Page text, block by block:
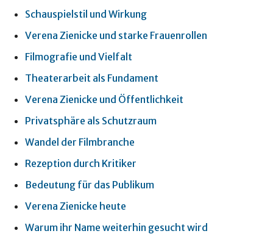
Schauspielstil und Wirkung
Verena Zienicke und starke Frauenrollen
Filmografie und Vielfalt
Theaterarbeit als Fundament
Verena Zienicke und Öffentlichkeit
Privatsphäre als Schutzraum
Wandel der Filmbranche
Rezeption durch Kritiker
Bedeutung für das Publikum
Verena Zienicke heute
Warum ihr Name weiterhin gesucht wird